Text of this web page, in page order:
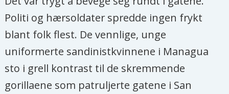
Politi og hærsoldater spredde ingen frykt
blant folk flest. De vennlige, unge
uniformerte sandinistkvinnene i Managua
sto i grell kontrast til de skremmende
gorillaene som patruljerte gatene i San